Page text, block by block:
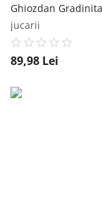
jucarii
89,98 Lei